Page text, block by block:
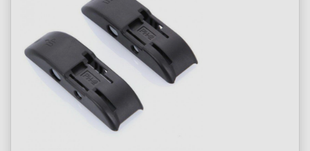
Контакты
Оптовым и корпоративным клиентам